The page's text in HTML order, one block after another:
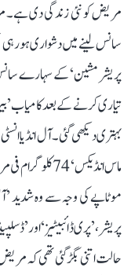
مریض کو نئی زندگی دی ہے۔
سانس لینے میں دشواری ہو
پریشر مشین‘ کے سہارے
تیاری کرنے کے بعد
بہتری دیکھی گئی۔ آل انڈیا
ماس انڈیکس‘ 74
موٹاپے کی وجہ سے وہ شدید
پریشر، ’پری ڈائبیٹیز‘ اور
حالت اتنی بگڑ گئی تھی کہ